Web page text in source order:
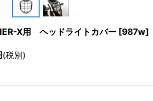
X用 ヘッドライトカバー [987w]
(税別)